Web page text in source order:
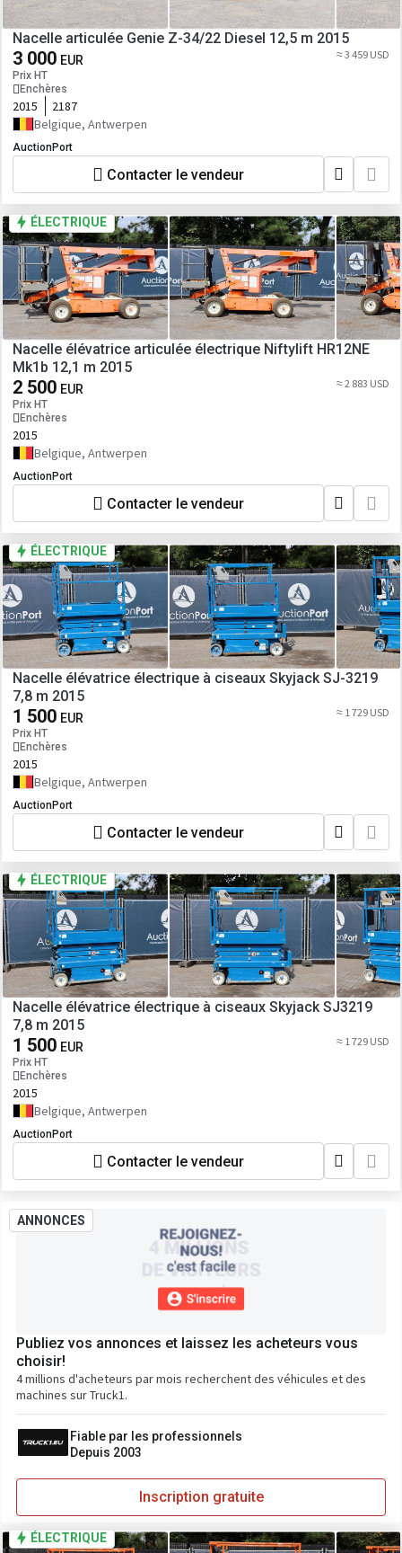
Nacelle articulée Genie Z-34/22 Diesel 12,5 m 2015
3 000 EUR
Prix HT
Enchères
≈ 3 459 USD
2015
2187
Belgique, Antwerpen
AuctionPort
Contacter le vendeur
ÉLECTRIQUE
Nacelle élévatrice articulée électrique Niftylift HR12NE
Mk1b 12,1 m 2015
2 500 EUR
Prix HT
Enchères
≈ 2 883 USD
2015
Belgique, Antwerpen
AuctionPort
Contacter le vendeur
ÉLECTRIQUE
Nacelle élévatrice électrique à ciseaux Skyjack SJ-3219
7,8 m 2015
1 500 EUR
Prix HT
Enchères
≈ 1 729 USD
2015
Belgique, Antwerpen
AuctionPort
Contacter le vendeur
ÉLECTRIQUE
Nacelle élévatrice électrique à ciseaux Skyjack SJ3219
7,8 m 2015
1 500 EUR
Prix HT
Enchères
≈ 1 729 USD
2015
Belgique, Antwerpen
AuctionPort
Contacter le vendeur
ANNONCES
Publiez vos annonces et laissez les acheteurs vous
choisir!
4 millions d'acheteurs par mois recherchent des véhicules et des
machines sur Truck1.
Fiable par les professionnels
Depuis 2003
Inscription gratuite
ÉLECTRIQUE